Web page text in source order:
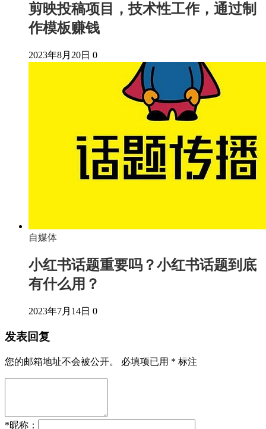
剪映投稿项目，技术性工作，通过制
作模板赚钱
2023年8月20日 0
自媒体
小红书话题重要吗？小红书话题到底
有什么用？
2023年7月14日 0
发表回复
您的邮箱地址不会被公开。 必填项已用 * 标注
*昵称：